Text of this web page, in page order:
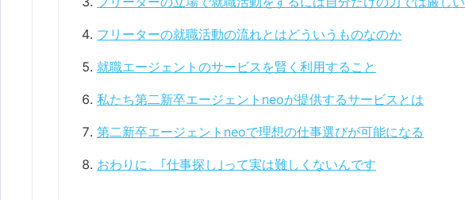
フリーターの就職活動の流れとはどういうものなのか
就職エージェントのサービスを賢く利用すること
私たち第二新卒エージェントneoが提供するサービスとは
第二新卒エージェントneoで理想の仕事選びが可能になる
おわりに、｢仕事探し｣って実は難しくないんです